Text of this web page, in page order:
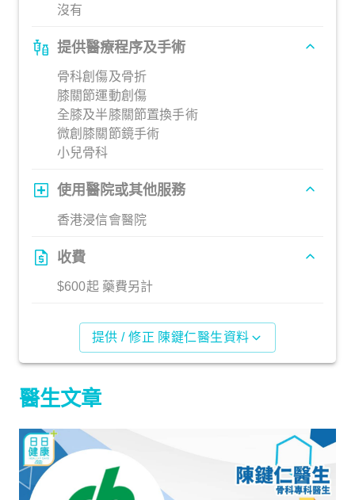
沒有
提供醫療程序及手術
骨科創傷及骨折
膝關節運動創傷
全膝及半膝關節置換手術
微創膝關節鏡手術
小兒骨科
使用醫院或其他服務
香港浸信會醫院
收費
$600起 藥費另計
提供 / 修正 陳鍵仁醫生資料
醫生文章